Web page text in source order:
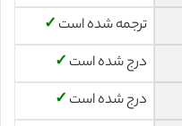
ترجمه شده است ✓
درج شده است ✓
درج شده است ✓